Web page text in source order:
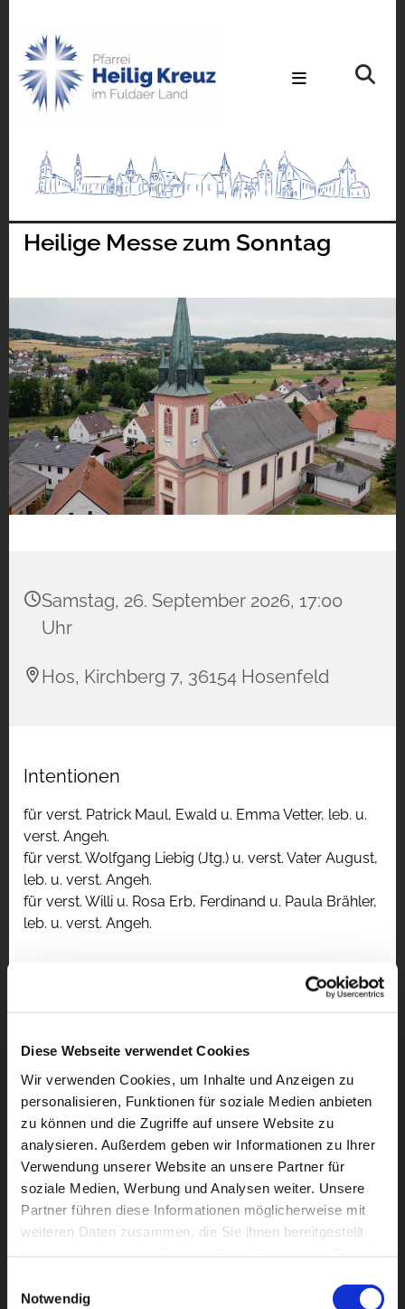
Diese Webseite verwendet Cookies
Wir verwenden Cookies, um Inhalte und Anzeigen zu
personalisieren, Funktionen für soziale Medien anbieten
zu können und die Zugriffe auf unsere Website zu
analysieren. Außerdem geben wir Informationen zu Ihrer
Verwendung unserer Website an unsere Partner für
soziale Medien, Werbung und Analysen weiter. Unsere
Partner führen diese Informationen möglicherweise mit
weiteren Daten zusammen, die Sie ihnen bereitgestellt
Notwendig
Heilige Messe zum Sonntag
Samstag, 26. September 2026, 17:00
Uhr
Hos, Kirchberg 7, 36154 Hosenfeld
Intentionen
für verst. Patrick Maul, Ewald u. Emma Vetter, leb. u.
verst. Angeh.
für verst. Wolfgang Liebig (Jtg.) u. verst. Vater August,
leb. u. verst. Angeh.
für verst. Willi u. Rosa Erb, Ferdinand u. Paula Brähler,
leb. u. verst. Angeh.